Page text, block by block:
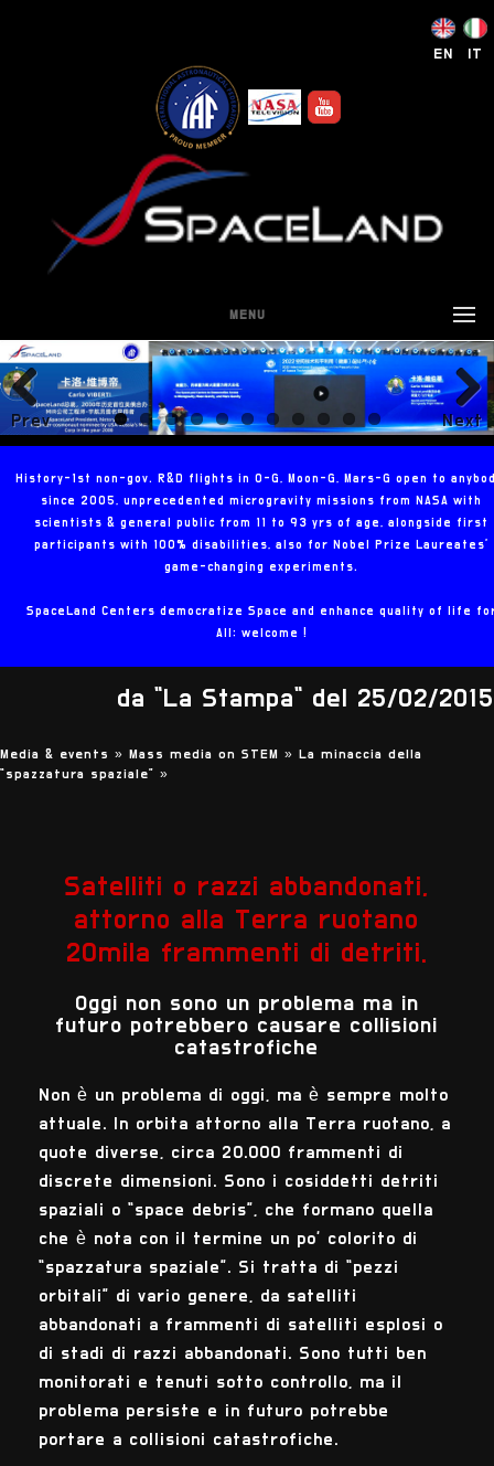
EN IT
MENU
Prev
ious
Next
History-1st non-gov. R&D flights in 0-G, Moon-G, Mars-G open to
since 2005, unprecedented microgravity missions from NASA with
scientists & general public from 11 to 93 yrs of age, alongside first
participants with 100% disabilities, also for Nobel Prize Laureates'
game-changing experiments.
SpaceLand Centers democratize Space and enhance quality of life
All: welcome !
da "La Stampa" del 25/02/2015
Media & events » Mass media on STEM » La minaccia della
“spazzatura spaziale” »
Satelliti o razzi abbandonati,
attorno alla Terra ruotano
20mila frammenti di detriti.
Oggi non sono un problema ma in
futuro potrebbero causare collisioni
catastrofiche
Non è un problema di oggi, ma è sempre molto
attuale. In orbita attorno alla Terra ruotano, a
quote diverse, circa 20.000 frammenti di
discrete dimensioni. Sono i cosiddetti detriti
spaziali o “space debris”, che formano quella
che è nota con il termine un po’ colorito di
“spazzatura spaziale”. Si tratta di “pezzi
orbitali” di vario genere, da satelliti
abbandonati a frammenti di satelliti esplosi o
di stadi di razzi abbandonati. Sono tutti ben
monitorati e tenuti sotto controllo, ma il
problema persiste e in futuro potrebbe
portare a collisioni catastrofiche.